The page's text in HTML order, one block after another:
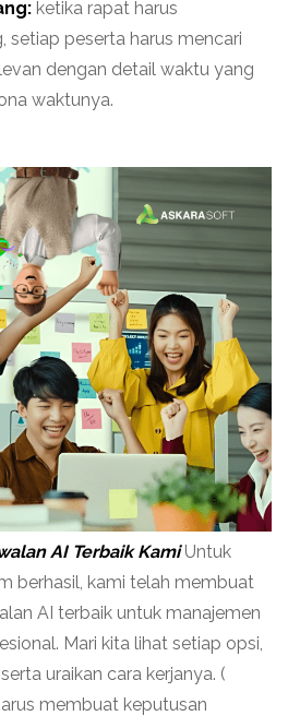
ketika rapat harus
setiap peserta harus mencari
dengan detail waktu yang
waktunya.
AI Terbaik KamiUntuk
berhasil, kami telah membuat
AI terbaik untuk manajemen
Mari kita lihat setiap opsi,
uraikan cara kerjanya. (
membuat keputusan